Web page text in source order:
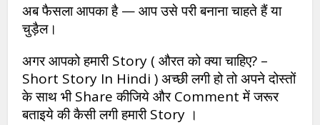
अब फैसला आपका है — आप उसे परी बनाना चाहते हैं या
चुड़ैल।
अगर आपको हमारी Story ( औरत को क्या चाहिए? –
Short Story In Hindi ) अच्छी लगी हो तो अपने दोस्तों
के साथ भी Share कीजिये और Comment में जरूर
बताइये की कैसी लगी हमारी Story ।